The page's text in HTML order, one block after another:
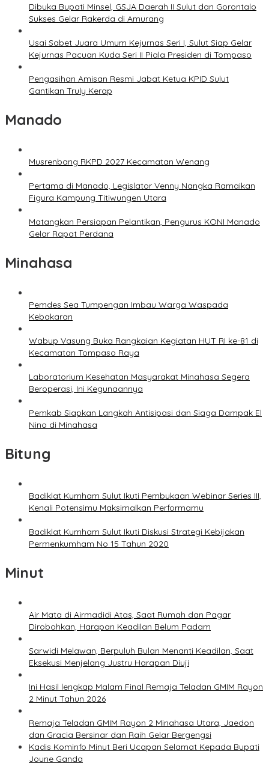
Dibuka Bupati Minsel, GSJA Daerah II Sulut dan Gorontalo
Sukses Gelar Rakerda di Amurang
Usai Sabet Juara Umum Kejurnas Seri I, Sulut Siap Gelar
Kejurnas Pacuan Kuda Seri II Piala Presiden di Tompaso
Pengasihan Amisan Resmi Jabat Ketua KPID Sulut
Gantikan Truly Kerap
Manado
Musrenbang RKPD 2027 Kecamatan Wenang
Pertama di Manado, Legislator Venny Nangka Ramaikan
Figura Kampung Titiwungen Utara
Matangkan Persiapan Pelantikan, Pengurus KONI Manado
Gelar Rapat Perdana
Minahasa
Pemdes Sea Tumpengan Imbau Warga Waspada
Kebakaran
Wabup Vasung Buka Rangkaian Kegiatan HUT RI ke-81 di
Kecamatan Tompaso Raya
Laboratorium Kesehatan Masyarakat Minahasa Segera
Beroperasi, Ini Kegunaannya
Pemkab Siapkan Langkah Antisipasi dan Siaga Dampak El
Nino di Minahasa
Bitung
Badiklat Kumham Sulut Ikuti Pembukaan Webinar Series III,
Kenali Potensimu Maksimalkan Performamu
Badiklat Kumham Sulut Ikuti Diskusi Strategi Kebijakan
Permenkumham No 15 Tahun 2020
Minut
Air Mata di Airmadidi Atas, Saat Rumah dan Pagar
Dirobohkan, Harapan Keadilan Belum Padam
Sarwidi Melawan, Berpuluh Bulan Menanti Keadilan, Saat
Eksekusi Menjelang Justru Harapan Diuji
Ini Hasil lengkap Malam Final Remaja Teladan GMIM Rayon
2 Minut Tahun 2026
Remaja Teladan GMIM Rayon 2 Minahasa Utara, Jaedon
dan Gracia Bersinar dan Raih Gelar Bergengsi
Kadis Kominfo Minut Beri Ucapan Selamat Kepada Bupati
Joune Ganda